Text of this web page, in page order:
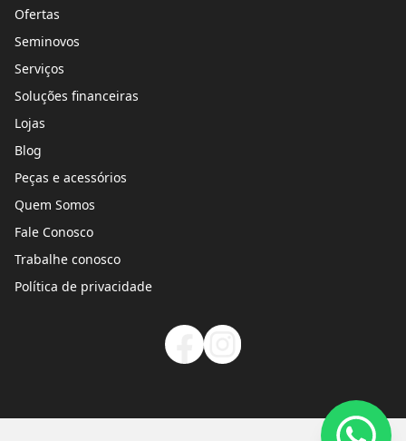
Ofertas
Seminovos
Serviços
Soluções financeiras
Lojas
Blog
Peças e acessórios
Quem Somos
Fale Conosco
Trabalhe conosco
Política de privacidade